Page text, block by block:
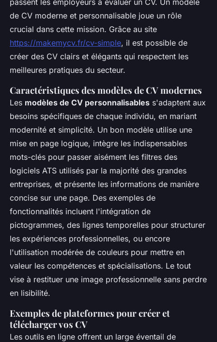
de CV moderne et personnalisable joue un rôle
crucial dans cette mission. Grâce au site
https://makemycv.fr/cv-simple, il est possible de
créer des CV clairs et élégants qui respectent les
meilleures pratiques du secteur.
Caractéristiques des modèles de CV modernes
Les modèles de CV personnalisables s'adaptent aux
besoins spécifiques de chaque individu, en mariant
modernité et simplicité. Un bon modèle utilise une
mise en page logique, intègre les indispensables
mots-clés pour passer aisément les filtres des
logiciels ATS utilisés par la majorité des grandes
entreprises, et présente les informations de manière
concise sur une page. Des exemples de
fonctionnalités incluent l'intégration de
pictogrammes, des lignes temporelles pour structurer
les expériences professionnelles, ou encore
l'utilisation modérée de couleurs pour mettre en
valeur les compétences et spécialisations. Le tout
vise à restituer une image professionnelle sans perdre
en lisibilité.
Exemples de plateformes pour créer et
télécharger vos CV
Les outils en ligne offrent un large éventail de